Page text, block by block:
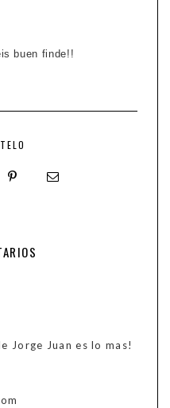
buen finde!!
Jorge Juan es lo mas!